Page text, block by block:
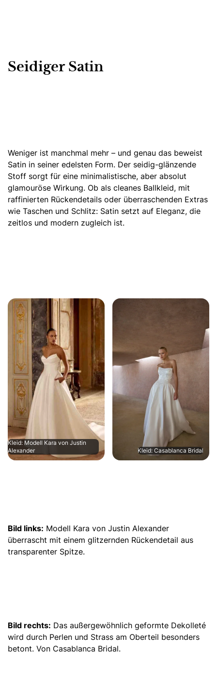
Seidiger Satin
Weniger ist manchmal mehr – und genau das beweist
Satin in seiner edelsten Form. Der seidig-glänzende
Stoff sorgt für eine minimalistische, aber absolut
glamouröse Wirkung. Ob als cleanes Ballkleid, mit
raffinierten Rückendetails oder überraschenden Extras
wie Taschen und Schlitz: Satin setzt auf Eleganz, die
zeitlos und modern zugleich ist.
Kleid: Modell Kara von Justin
Alexander
Kleid: Casablanca Bridal
Bild links: Modell Kara von Justin Alexander
überrascht mit einem glitzernden Rückendetail aus
transparenter Spitze.
Bild rechts: Das außergewöhnlich geformte Dekolleté
wird durch Perlen und Strass am Oberteil besonders
betont. Von Casablanca Bridal.